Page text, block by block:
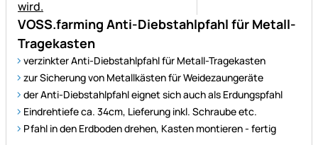
VOSS.farming Anti-Diebstahlpfahl für Metall-
Tragekasten
verzinkter Anti-Diebstahlpfahl für Metall-Tragekasten
zur Sicherung von Metallkästen für Weidezaungeräte
der Anti-Diebstahlpfahl eignet sich auch als Erdungspfahl
Eindrehtiefe ca. 34cm, Lieferung inkl. Schraube etc.
Pfahl in den Erdboden drehen, Kasten montieren - fertig